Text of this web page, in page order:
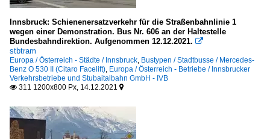
Innsbruck: Schienenersatzverkehr für die Straßenbahnlinie 1
wegen einer Demonstration. Bus Nr. 606 an der Haltestelle
Bundesbahndirektion. Aufgenommen 12.12.2021. 
stbtram
Europa / Österreich - Städte / Innsbruck, Bustypen / Stadtbusse / Mercedes-
Benz O 530 II (Citaro Facelift), Europa / Österreich - Betriebe / Innsbrucker
Verkehrsbetriebe und Stubaitalbahn GmbH - IVB
 311 1200x800 Px, 14.12.2021 